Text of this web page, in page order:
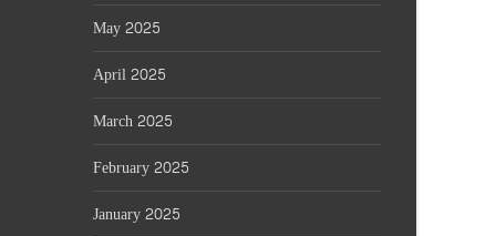
May 2025
April 2025
March 2025
February 2025
January 2025